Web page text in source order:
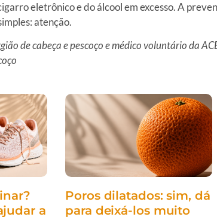
eletrônico e do álcool em excesso. A
atenção.
de cabeça e pescoço e médico voluntário da
a
Poros dilatados: sim, dá
para deixá-los muito